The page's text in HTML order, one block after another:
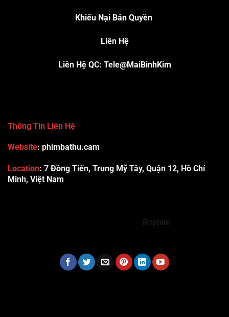
Khiếu Nại Bản Quyền
Liên Hệ
Liên Hệ QC: Tele@MaiBinhKim
Thông Tin Liên Hệ
Website: phimbathu.cam
Location: 7 Đồng Tiến, Trung Mỹ Tây, Quận 12, Hồ Chí
Minh, Việt Nam
Rophim